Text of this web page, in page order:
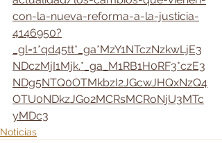
con-la-nueva-reforma-a-la-justicia-
4146950?
_gl=1*qd45tt*_ga*MzY1NTczNzkwLjE3
NDczMjI1Mjk.*_ga_M1RB1H0RF3*czE3
NDg5NTQ0OTMkbzI2JGcwJHQxNzQ4
OTU0NDkzJGo2MCRsMCRoNjU3MTc
yMDc3
Noticias